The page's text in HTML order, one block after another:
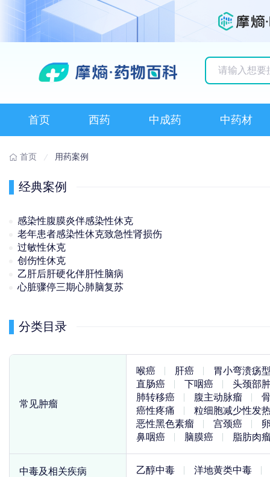
首页 西药 中成药 中药材
首页 用药案例
经典案例
感染性腹膜炎伴感染性休克
老年患者感染性休克致急性肾损伤
过敏性休克
创伤性休克
乙肝后肝硬化伴肝性脑病
心脏骤停三期心肺脑复苏
分类目录
常见肿瘤
喉癌 肝癌
胃小弯溃疡
直肠癌
下咽癌
头颈部
肺转移癌
腹主动脉瘤
癌性疼痛
粒细胞减少性发
恶性黑色素瘤
宫颈癌
鼻咽癌
脑膜癌 脂肪肉
中毒及相关疾病 乙醇中毒 洋地黄类中毒